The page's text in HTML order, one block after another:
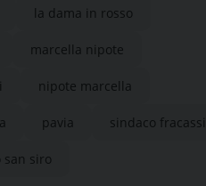
la dama in rosso
marcella nipote
nipote marcella
pavia sindaco fracassi
siro